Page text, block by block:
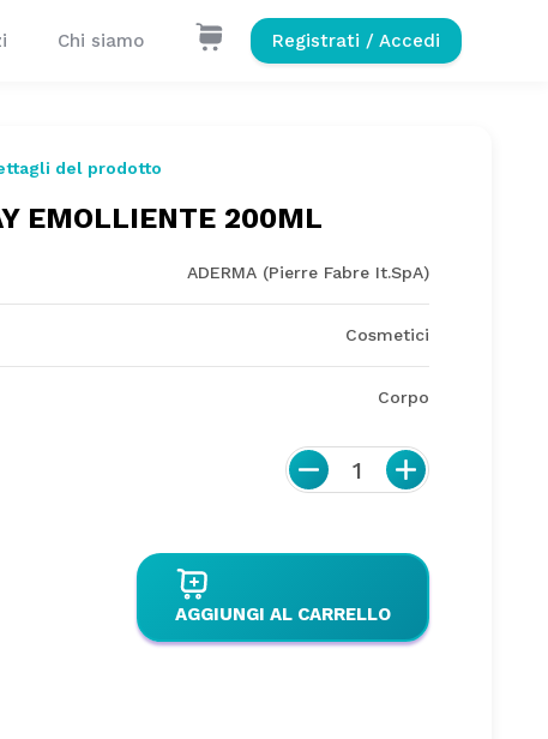
Chi siamo Registrati / Accedi
del prodotto
EMOLLIENTE 200ML
ADERMA (Pierre Fabre It.SpA)
Cosmetici
Corpo
1
AGGIUNGI AL CARRELLO